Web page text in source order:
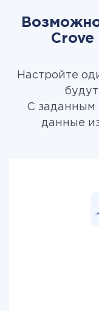
Crove
Настройте
С заданным
данные